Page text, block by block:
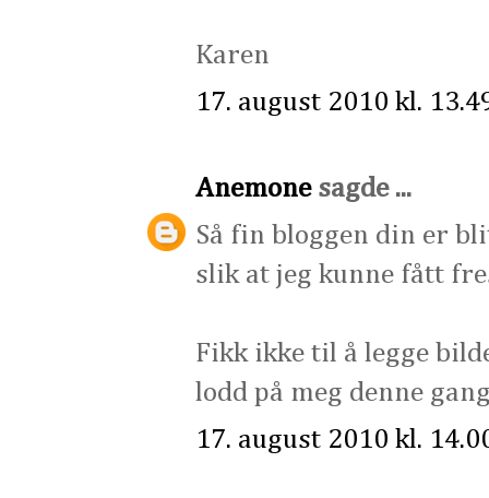
Karen
17. august 2010 kl.
Anemonesagde ...
Så fin bloggen din er
slik at jeg kunne fått
Fikk ikke til å legge
lodd på meg denne
17. august 2010 kl.